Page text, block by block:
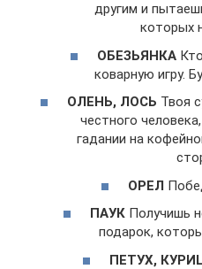
другим и
которых
ОБЕЗЬЯНКА
коварную игру.
ОЛЕНЬ, ЛОСЬ Твоя
честного
гадании на
ОРЕЛ
ПАУК Получишь
подарок,
ПЕТУХ,